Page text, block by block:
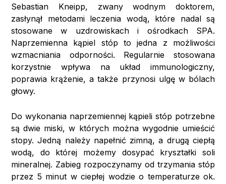
Sebastian Kneipp, zwany wodnym doktorem,
zasłynął metodami leczenia wodą, które nadal są
stosowane w uzdrowiskach i ośrodkach SPA.
Naprzemienna kąpiel stóp to jedna z możliwości
wzmacniania odporności. Regularnie stosowana
korzystnie wpływa na układ immunologiczny,
poprawia krążenie, a także przynosi ulgę w bólach
głowy.
Do wykonania naprzemiennej kąpieli stóp potrzebne
są dwie miski, w których można wygodnie umieścić
stopy. Jedną należy napełnić zimną, a drugą ciepłą
wodą, do której możemy dosypać kryształki soli
mineralnej. Zabieg rozpoczynamy od trzymania stóp
przez 5 minut w ciepłej wodzie o temperaturze ok.